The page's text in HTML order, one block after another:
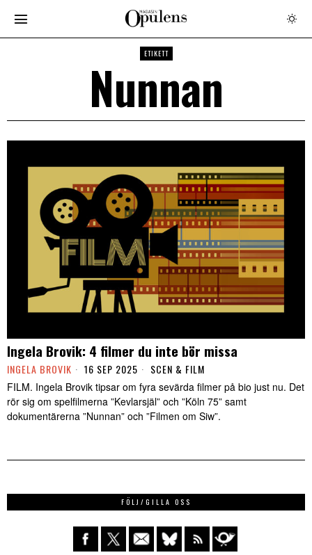
ETIKETT
Nunnan
Ingela Brovik: 4 filmer du inte bör missa
INGELA BROVIK 16 SEP 2025 SCEN & FILM
FILM. Ingela Brovik tipsar om fyra sevärda filmer på bio just nu. Det
rör sig om spelfilmerna ”Kevlarsjäl” och ”Köln 75” samt
dokumentärerna ”Nunnan” och ”Filmen om Siw”.
FÖLJ/GILLA OSS